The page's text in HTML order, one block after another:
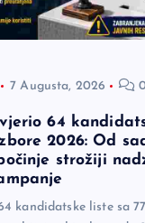
7 Augusta, 2026
64
2026: Od
strožiji
kandidatske liste sa